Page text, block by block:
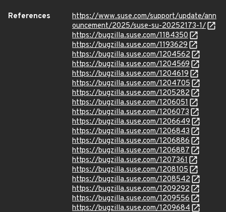
References
https://www.suse.com/support/update/ann
ouncement/2025/suse-su-20252173-1/
https://bugzilla.suse.com/1184350
https://bugzilla.suse.com/1193629
https://bugzilla.suse.com/1204562
https://bugzilla.suse.com/1204569
https://bugzilla.suse.com/1204619
https://bugzilla.suse.com/1204705
https://bugzilla.suse.com/1205282
https://bugzilla.suse.com/1206051
https://bugzilla.suse.com/1206073
https://bugzilla.suse.com/1206649
https://bugzilla.suse.com/1206843
https://bugzilla.suse.com/1206886
https://bugzilla.suse.com/1206887
https://bugzilla.suse.com/1207361
https://bugzilla.suse.com/1208105
https://bugzilla.suse.com/1208542
https://bugzilla.suse.com/1209292
https://bugzilla.suse.com/1209556
https://bugzilla.suse.com/1209684